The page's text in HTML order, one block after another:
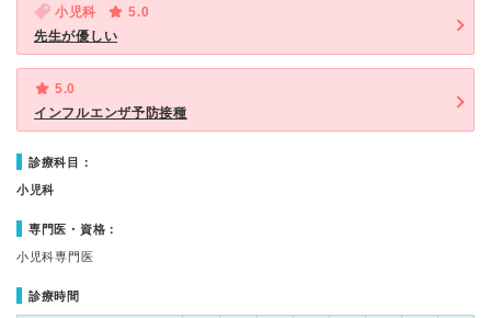
小児科
5.0
先生が優しい
5.0
インフルエンザ予防接種
診療科目：
小児科
専門医・資格：
小児科専門医
診療時間